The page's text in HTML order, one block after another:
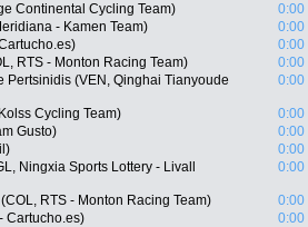
Continental Cycling Team)
0:00
- Kamen Team)
0:00
0:00
RTS - Monton Racing Team)
0:00
Pertsinidis (VEN, Qinghai Tianyoude
0:00
Cycling Team)
0:00
Gusto)
0:00
0:00
Ningxia Sports Lottery - Livall
0:00
RTS - Monton Racing Team)
0:00
Cartucho.es)
0:00